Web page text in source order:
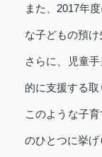
また、2017年
な子どもの預け
さらに、児童
的に支援する取
このような子
のひとつに挙げ